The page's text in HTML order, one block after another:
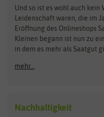
Zimmer & Kübelpflanzen
Kataloge
Schnäppchen
Anzucht &
Anzuchtschalen
Heizmatte & Heizkabel
BIOWOL
Blumicorn
Bûten Birds
Carl Pabst
Und so ist es wohl auch kein
Leidenschaft waren, die im
Eröffnung des Onlineshops
Kleinen begann ist nun zu
in dem es mehr als Saatgut
mehr...
Nachhaltigkeit